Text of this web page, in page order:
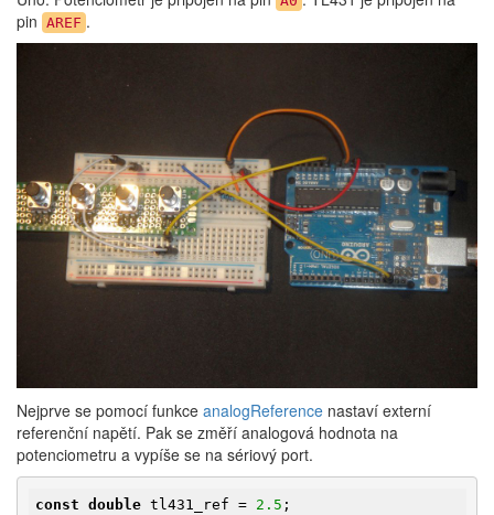
pin AREF .
Nejprve se pomocí funkce analogReference nastaví externí
referenční napětí. Pak se změří analogová hodnota na
potenciometru a vypíše se na sériový port.
const double tl431_ref = 2.5